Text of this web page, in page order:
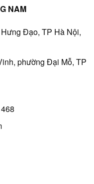
NAM
Đạo, TP Hà Nội,
phường Đại Mỗ, TP